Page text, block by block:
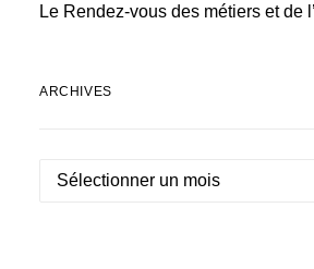
Le Rendez-vous des métiers et de
ARCHIVES
archives